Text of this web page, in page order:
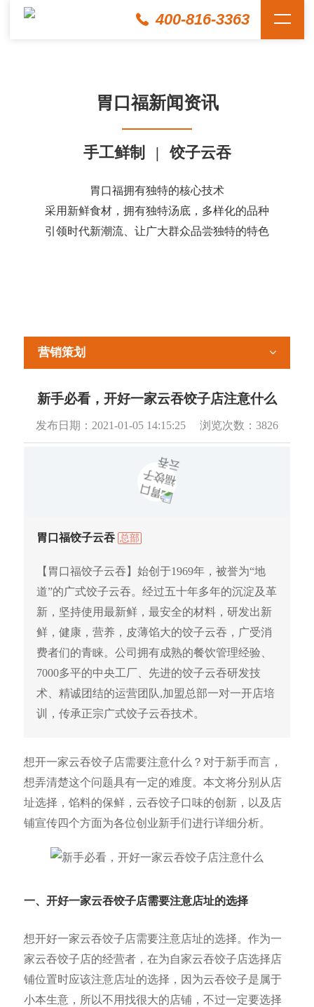
400-816-3363
胃口福新闻资讯
手工鲜制 | 饺子云吞
胃口福拥有独特的核心技术
采用新鲜食材，拥有独特汤底，多样化的品种
引领时代新潮流、让广大群众品尝独特的特色
营销策划
新手必看，开好一家云吞饺子店注意什么
发布日期： 2021-01-05 14:15:25 浏览次数： 3826
胃口福饺子云吞 总部
【胃口福饺子云吞】始创于1969年，被誉为“地
道”的广式饺子云吞。经过五十年多年的沉淀及革
新，坚持使用最新鲜，最安全的材料，研发出新
鲜，健康，营养，皮薄馅大的饺子云吞，广受消
费者们的青睐。公司拥有成熟的餐饮管理经验、
7000多平的中央工厂、先进的饺子云吞研发技
术、精诚团结的运营团队,加盟总部一对一开店培
训，传承正宗广式饺子云吞技术。
想开一家云吞饺子店需要注意什么？对于新手而言，
想弄清楚这个问题具有一定的难度。本文将分别从店
址选择，馅料的保鲜，云吞饺子口味的创新，以及店
铺宣传四个方面为各位创业新手们进行详细分析。
一、开好一家云吞饺子店需要注意店址的选择
想开好一家云吞饺子店需要注意店址的选择。作为一
家云吞饺子店的经营者，在为自家云吞饺子店选择店
铺位置时应该注意店址的选择，因为云吞饺子是属于
小本生意，所以不用找很大的店铺，不过一定要选择